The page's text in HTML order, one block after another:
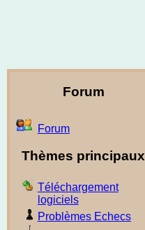
Forum
Forum
Thèmes principaux
Téléchargement
logiciels
Problèmes Echecs